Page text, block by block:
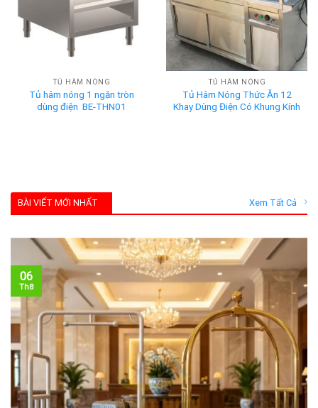
TỦ HÂM NÓNG
Tủ hâm nóng 1 ngăn tròn
dùng điện BE-THN01
TỦ HÂM NÓNG
Tủ Hâm Nóng Thức Ăn 12
Khay Dùng Điện Có Khung Kính
BÀI VIẾT MỚI NHẤT Xem Tất Cả
06
Th8